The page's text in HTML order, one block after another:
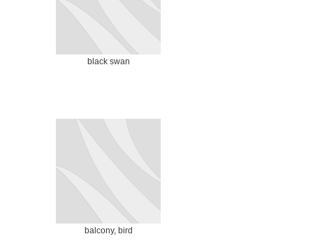
black swan
balcony, bird